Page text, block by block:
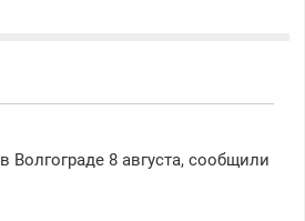
Волгограде 8 августа, сообщили